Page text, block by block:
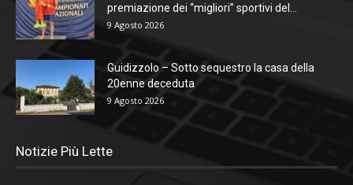
premiazione dei “migliori” sportivi del...
9 Agosto 2026
Guidizzolo – Sotto sequestro la casa della
20enne deceduta
9 Agosto 2026
Notizie Più Lette